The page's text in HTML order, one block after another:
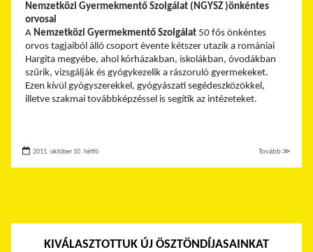
Nemzetközi Gyermekmentő Szolgálat (NGYSZ )önkéntes
orvosai
A Nemzetközi Gyermekmentő Szolgálat 50 fős önkéntes
orvos tagjaiból álló csoport évente kétszer utazik a romániai
Hargita megyébe, ahol kórházakban, iskolákban, óvodákban
szűrik, vizsgálják és gyógykezelik a rászoruló gyermekeket.
Ezen kívül gyógyszerekkel, gyógyászati segédeszközökkel,
illetve szakmai továbbképzéssel is segítik az intézeteket.
2011. október 10. hétfő Tovább ≫
KIVÁLASZTOTTUK ÚJ ÖSZTÖNDÍJASAINKAT